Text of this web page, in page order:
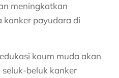
meningkatkan
kanker payudara di
kaum muda akan
beluk kanker